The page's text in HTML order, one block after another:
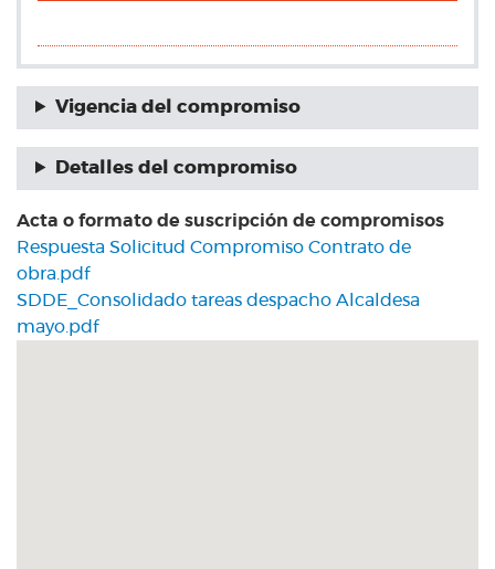
Vigencia del compromiso
Detalles del compromiso
Acta o formato de suscripción de compromisos
Respuesta Solicitud Compromiso Contrato de
obra.pdf
SDDE_Consolidado tareas despacho Alcaldesa
mayo.pdf